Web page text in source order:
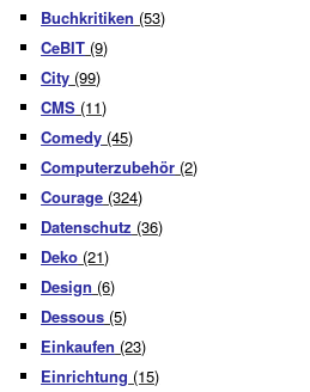
Buchkritiken (53)
CeBIT (9)
City (99)
CMS (11)
Comedy (45)
Computerzubehör (2)
Courage (324)
Datenschutz (36)
Deko (21)
Design (6)
Dessous (5)
Einkaufen (23)
Einrichtung (15)